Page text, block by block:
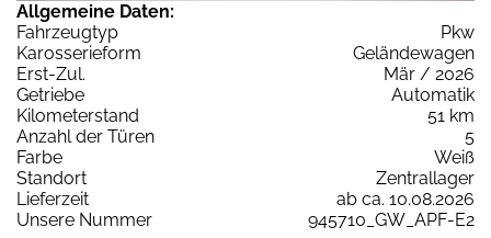
Allgemeine Daten:
Fahrzeugtyp
Pkw
Karosserieform
Geländewagen
Erst-Zul.
Mär / 2026
Getriebe
Automatik
Kilometerstand
51 km
Anzahl der Türen
5
Farbe
Weiß
Standort
Zentrallager
Lieferzeit
ab ca. 10.08.2026
Unsere Nummer
945710_GW_APF-E2